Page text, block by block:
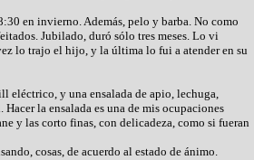
en invierno. Además, pelo y barba. No como
Jubilado, duró sólo tres meses. Lo vi
lo trajo el hijo, y la última lo fui a atender en su
eléctrico, y una ensalada de apio, lechuga,
la ensalada es una de mis ocupaciones
y las corto finas, con delicadeza, como si fueran
cosas, de acuerdo al estado de ánimo.